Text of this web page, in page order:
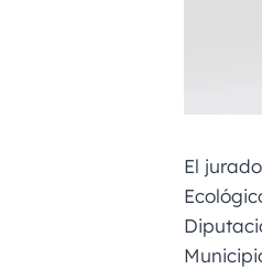
El